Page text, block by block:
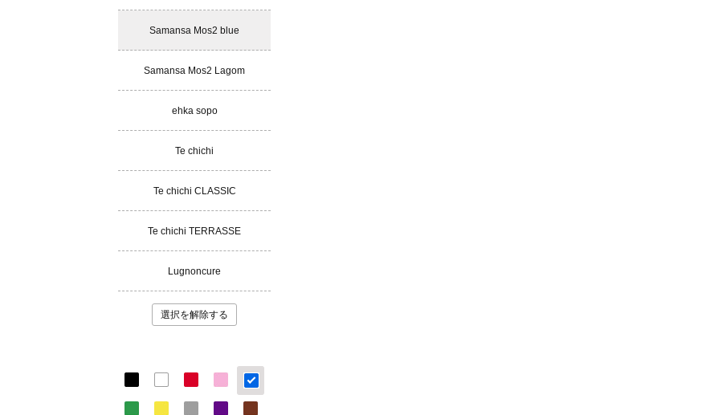
Samansa Mos2 blue
Samansa Mos2 Lagom
ehka sopo
Te chichi
Te chichi CLASSIC
Te chichi TERRASSE
Lugnoncure
選択を解除する